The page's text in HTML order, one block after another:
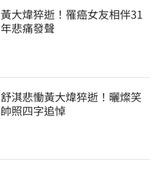
黃大煒猝逝！罹癌女友相伴31
年悲痛發聲
舒淇悲慟黃大煒猝逝！曬燦笑
帥照四字追悼